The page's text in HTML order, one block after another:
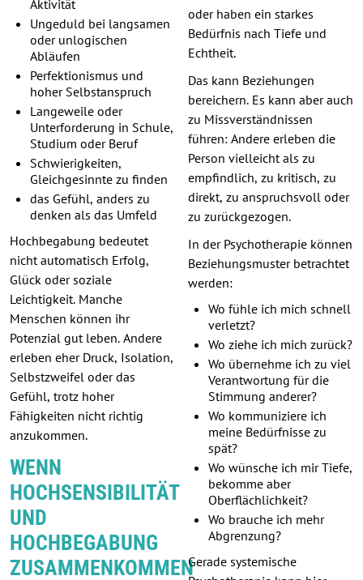
Aktivität
Ungeduld bei langsamen
oder unlogischen
Abläufen
Perfektionismus und
hoher Selbstanspruch
Langeweile oder
Unterforderung in Schule,
Studium oder Beruf
Schwierigkeiten,
Gleichgesinnte zu finden
das Gefühl, anders zu
denken als das Umfeld
Hochbegabung bedeutet
nicht automatisch Erfolg,
Glück oder soziale
Leichtigkeit. Manche
Menschen können ihr
Potenzial gut leben. Andere
erleben eher Druck, Isolation,
Selbstzweifel oder das
Gefühl, trotz hoher
Fähigkeiten nicht richtig
anzukommen.
WENN
HOCHSENSIBILITÄT
UND
HOCHBEGABUNG
ZUSAMMENKOMMEN
oder haben ein starkes
Bedürfnis nach Tiefe und
Echtheit.
Das kann Beziehungen
bereichern. Es kann aber auch
zu Missverständnissen
führen: Andere erleben die
Person vielleicht als zu
empfindlich, zu kritisch, zu
direkt, zu anspruchsvoll oder
zu zurückgezogen.
In der Psychotherapie können
Beziehungsmuster betrachtet
werden:
Wo fühle ich mich schnell
verletzt?
Wo ziehe ich mich zurück?
Wo übernehme ich zu viel
Verantwortung für die
Stimmung anderer?
Wo kommuniziere ich
meine Bedürfnisse zu
spät?
Wo wünsche ich mir Tiefe,
bekomme aber
Oberflächlichkeit?
Wo brauche ich mehr
Abgrenzung?
Gerade systemische